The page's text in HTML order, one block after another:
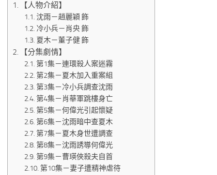
【人物介紹】
沈雨－趙麗穎 飾
冷小兵－肖央 飾
夏木－董子健 飾
【分集劇情】
第1集－連環殺人案迷霧
第2集－夏木加入重案組
第3集－冷小兵調查沈雨
第4集－肖華軍跳樓身亡
第5集－何偉光引起懷疑
第6集－沈雨暗中查夏木
第7集－夏木身世遭調查
第8集－沈雨誘導何偉光
第9集－曹瑛俠殺夫自首
第10集－妻子遭精神虐待